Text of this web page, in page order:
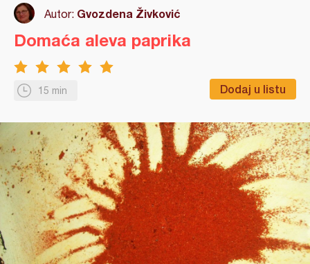
Autor: Gvozdena Živković
15 min Dodaj u listu
Domaća aleva paprika